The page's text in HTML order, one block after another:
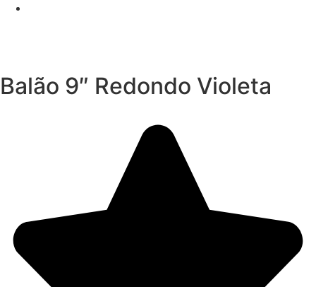
Balão 9″ Redondo Violeta